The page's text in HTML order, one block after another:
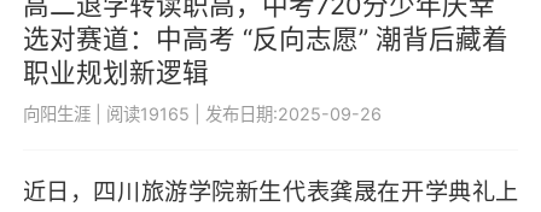
选对赛道：中高考 “反向志愿” 潮背后藏着
职业规划新逻辑
向阳生涯 阅读19165 发布日期:2025-09-26
近日，四川旅游学院新生代表龚晟在开学典礼上